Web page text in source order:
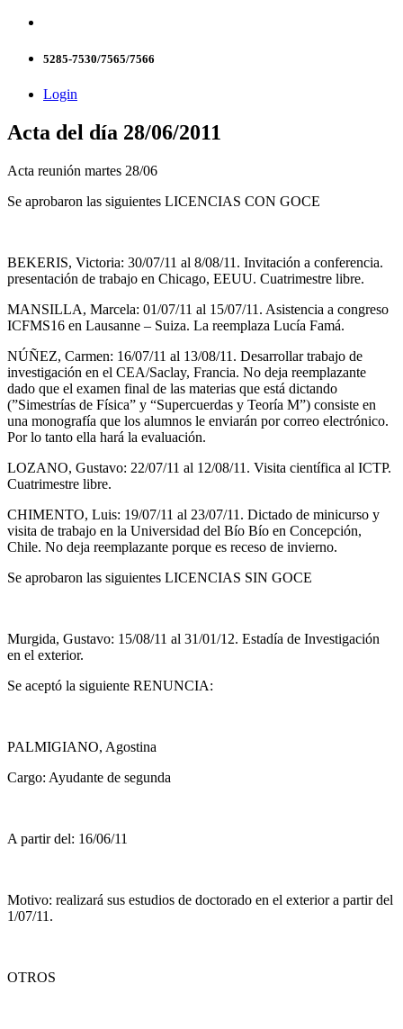
5285-7530/7565/7566
Login
Acta del día 28/06/2011
Acta reunión martes 28/06
Se aprobaron las siguientes LICENCIAS CON GOCE
BEKERIS, Victoria: 30/07/11 al 8/08/11. Invitación a conferencia.
presentación de trabajo en Chicago, EEUU. Cuatrimestre libre.
MANSILLA, Marcela: 01/07/11 al 15/07/11. Asistencia a congreso
ICFMS16 en Lausanne – Suiza. La reemplaza Lucía Famá.
NÚÑEZ, Carmen: 16/07/11 al 13/08/11. Desarrollar trabajo de
investigación en el CEA/Saclay, Francia. No deja reemplazante
dado que el examen final de las materias que está dictando
(”Simestrías de Física” y “Supercuerdas y Teoría M”) consiste en
una monografía que los alumnos le enviarán por correo electrónico.
Por lo tanto ella hará la evaluación.
LOZANO, Gustavo: 22/07/11 al 12/08/11. Visita científica al ICTP.
Cuatrimestre libre.
CHIMENTO, Luis: 19/07/11 al 23/07/11. Dictado de minicurso y
visita de trabajo en la Universidad del Bío Bío en Concepción,
Chile. No deja reemplazante porque es receso de invierno.
Se aprobaron las siguientes LICENCIAS SIN GOCE
Murgida, Gustavo: 15/08/11 al 31/01/12. Estadía de Investigación
en el exterior.
Se aceptó la siguiente RENUNCIA:
PALMIGIANO, Agostina
Cargo: Ayudante de segunda
A partir del: 16/06/11
Motivo: realizará sus estudios de doctorado en el exterior a partir del
1/07/11.
OTROS